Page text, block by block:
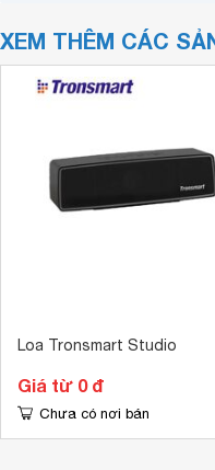
XEM THÊM CÁC
Loa Tronsmart Studio
Giá từ 0 đ
Chưa có nơi bán